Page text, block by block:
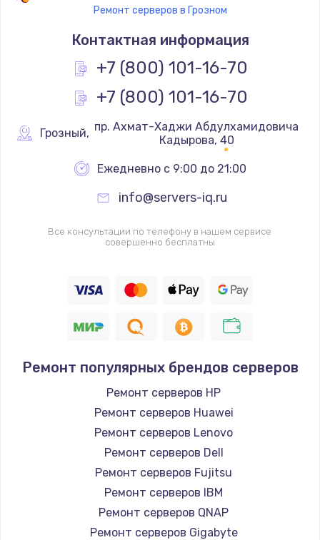
Замена голосового динамика
490 руб.
Заказать
Замена основной камеры
Заказать
Замена элемента
1190 руб.
Заказать
Замена клавиатуры
Заказать
Замена корпуса
890 руб.
Заказать
Замена тачпада
1330 руб.
Ремонт серверов в Грозном
Контактная информация
+7 (800) 101-16-70
+7 (800) 101-16-70
Грозный,
Кадырова, 40
Ежедневно с 9:00 до 21:00
info@servers-iq.ru
Все консультации по телефону в нашем сервисе
совершенно бесплатны
Ремонт популярных брендов серверов
Ремонт серверов HP
Ремонт серверов Huawei
Ремонт серверов Lenovo
Ремонт серверов Dell
Ремонт серверов Fujitsu
Ремонт серверов IBM
Ремонт серверов QNAP
Ремонт серверов Gigabyte